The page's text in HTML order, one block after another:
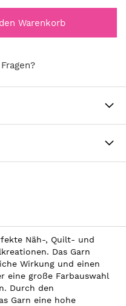
Warenkorb
Fragen?
Näh-, Quilt- und
Das Garn
Wirkung und einen
eine große Farbauswahl
Durch den
Garn eine hohe